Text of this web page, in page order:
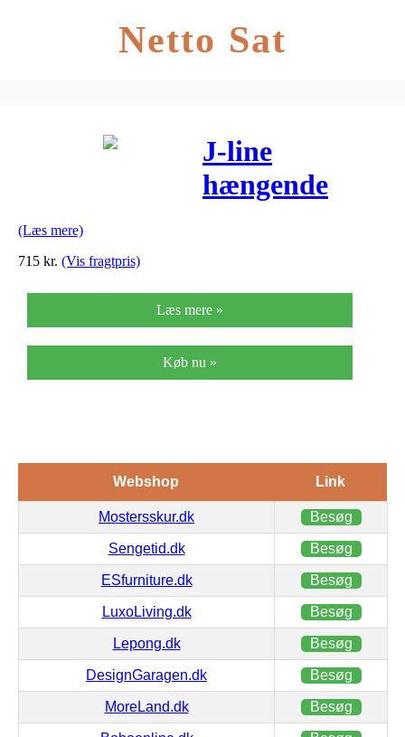
Netto Sat
J-line
hængende
(h27xb40xl40
cm)
(Læs mere)
715 kr. (Vis fragtpris)
Læs mere »
Køb nu »
Webshop Link
Mostersskur.dk Besøg
Sengetid.dk Besøg
ESfurniture.dk Besøg
LuxoLiving.dk Besøg
Lepong.dk Besøg
DesignGaragen.dk Besøg
MoreLand.dk Besøg